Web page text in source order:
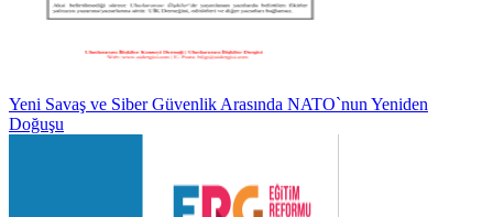
Yeni Savaş ve Siber Güvenlik Arasında NATO`nun Yeniden
Doğuşu